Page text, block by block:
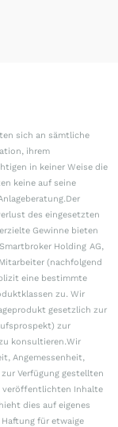
sich an sämtliche
ihrem
in keiner Weise die
keine auf seine
des eingesetzten
Gewinne bieten
Holding AG,
(nachfolgend
eine bestimmte
zu. Wir
gesetzlich zur
zur
konsultieren.Wir
Angemessenheit,
Verfügung gestellten
veröffentlichten Inhalte
dies auf eigenes
für etwaige